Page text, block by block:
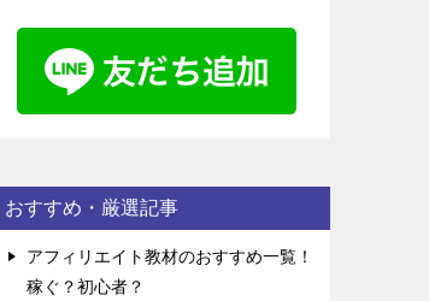
おすすめ・厳選記事
アフィリエイト教材のおすすめ一覧！
稼ぐ？初心者？